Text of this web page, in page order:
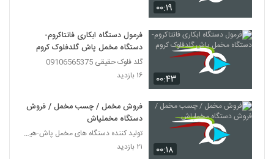
۰۰:۱۹
۰۰:۴۳
فرمول دستگاه ابکاری فانتاکروم-
دستگاه مخمل پاش گلدفلوک کروم
گلد فلوک حقیقی 09106565375
۱۶ بازدید
۰۰:۱۸
فروش مخمل / چسب مخمل / فروش
دستگاه مخملپاش
تولید کننده دستگاه های مخمل پاش-هیدروگرافیک-ابکاری
۲۱ بازدید